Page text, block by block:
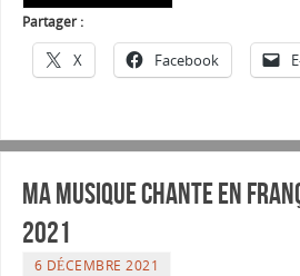
Partager :
X Facebook
Ma musique chante en
2021
6 DÉCEMBRE 2021